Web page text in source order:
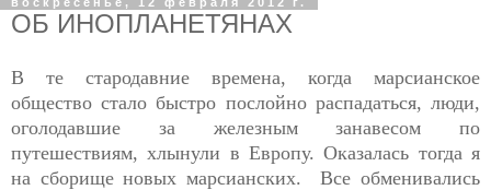
ОБ ИНОПЛАНЕТЯНАХ
В те стародавние времена, когда марсианское
общество стало быстро послойно распадаться, люди,
оголодавшие за железным занавесом по
путешествиям, хлынули в Европу. Оказалась тогда я
на сборище новых марсианских. Все обменивались